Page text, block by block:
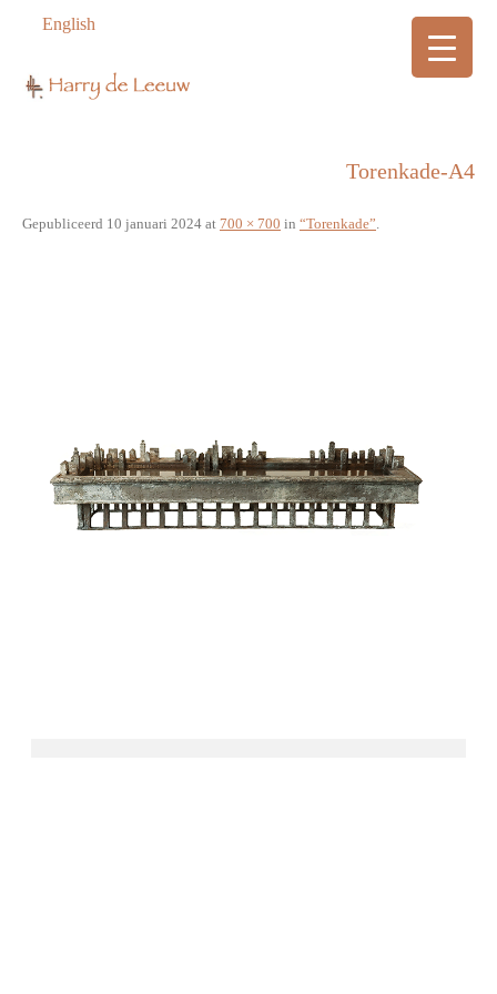
English
Torenkade-A4
Gepubliceerd 10 januari 2024 at 700 × 700 in “Torenkade”.